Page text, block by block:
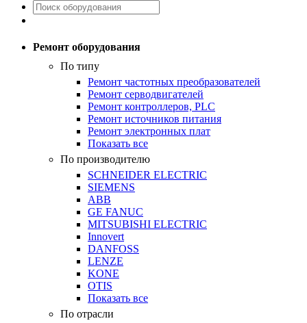
Ремонт оборудования
По типу
Ремонт частотных преобразователей
Ремонт серводвигателей
Ремонт контроллеров, PLC
Ремонт источников питания
Ремонт электронных плат
Показать все
По производителю
SCHNEIDER ELECTRIC
SIEMENS
ABB
GE FANUC
MITSUBISHI ELECTRIC
Innovert
DANFOSS
LENZE
KONE
OTIS
Показать все
По отрасли